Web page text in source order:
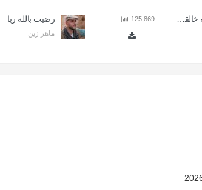
125,869 رضيت بالله ربا
ماهر زين